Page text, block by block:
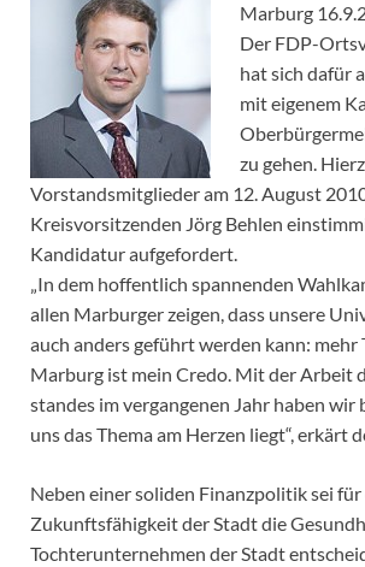
Marburg
Der FDP-
hat sich dafür
mit eigenem
zu gehen.
Vorstandsmitglieder am 12. August
Kreisvorsitzenden Jörg Behlen
Kandidatur aufgefordert.
„In dem hoffentlich spannenden
allen Marburger zeigen, dass unsere
auch anders geführt werden kann: mehr
Marburg ist mein Credo. Mit der Arbeit
standes im vergangenen Jahr haben wir
uns das Thema am Herzen liegt“, erkärt
Neben einer soliden Finanzpolitik sei für
Zukunftsfähigkeit der Stadt die
Tochterunternehmen der Stadt